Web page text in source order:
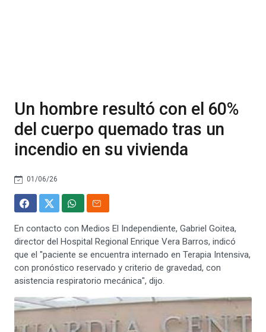
Un hombre resultó con el 60%
del cuerpo quemado tras un
incendio en su vivienda
01/06/26
En contacto con Medios El Independiente, Gabriel Goitea,
director del Hospital Regional Enrique Vera Barros, indicó
que el "paciente se encuentra internado en Terapia Intensiva,
con pronóstico reservado y criterio de gravedad, con
asistencia respiratorio mecánica", dijo.